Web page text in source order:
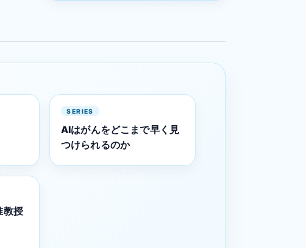
SERIES
AIはがんをどこまで早く見
つけられるのか
教授